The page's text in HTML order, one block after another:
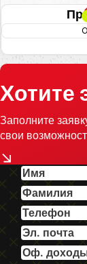
-Elektriski
-Led dienas
-Klimata
-Automātiskā
-Jumta reliņi.
-2 Atslēgas.
-Priekšējie
-
-IsoFix
-Vieglmetāla
riepām.
-Miglas
Хотите
Заполните
свои